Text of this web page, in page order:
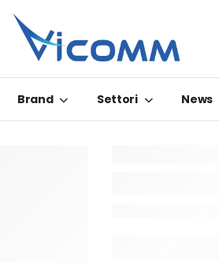
Brand Settori News